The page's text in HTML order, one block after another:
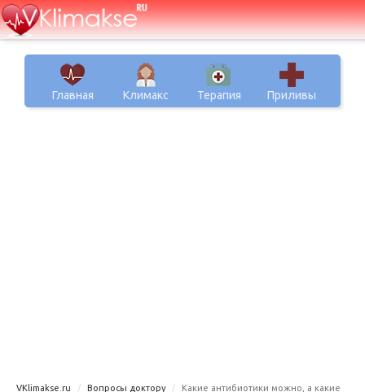
Главная Климакс Терапия Приливы
VKlimakse.ru Вопросы доктору
Какие антибиотики можно, а какие